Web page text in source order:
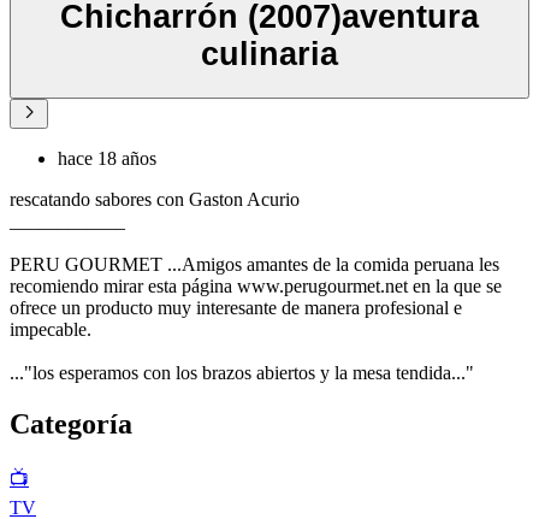
Chicharrón (2007)aventura
culinaria
hace 18 años
rescatando sabores con Gaston Acurio
PERU GOURMET ...Amigos amantes de la comida peruana les
recomiendo mirar esta página www.perugourmet.net en la que se
ofrece un producto muy interesante de manera profesional e
impecable.
..."los esperamos con los brazos abiertos y la mesa tendida..."
Categoría
📺
TV